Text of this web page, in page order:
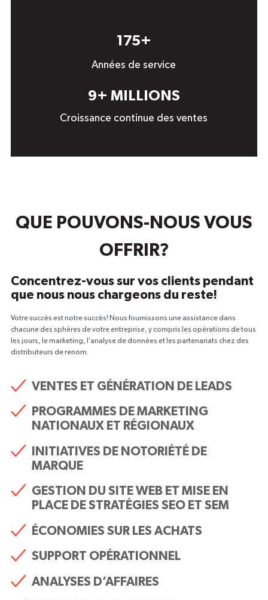
175+
Années de service
9+ MILLIONS
Croissance continue des ventes
QUE POUVONS-NOUS VOUS
OFFRIR?
Concentrez-vous sur vos clients pendant
que nous nous chargeons du reste!
Votre succès est notre succès! Nous fournissons une assistance dans
chacune des sphères de votre entreprise, y compris les opérations de tous
les jours, le marketing, l’analyse de données et les partenariats chez des
distributeurs de renom.
VENTES ET GÉNÉRATION DE LEADS
PROGRAMMES DE MARKETING
NATIONAUX ET RÉGIONAUX
INITIATIVES DE NOTORIÉTÉ DE
MARQUE
GESTION DU SITE WEB ET MISE EN
PLACE DE STRATÉGIES SEO ET SEM
ÉCONOMIES SUR LES ACHATS
SUPPORT OPÉRATIONNEL
ANALYSES D’AFFAIRES